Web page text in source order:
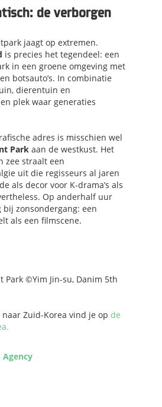
de verborgen
jaagt op extremen.
is precies het tegendeel: een
in een groene omgeving met
botsauto’s. In combinatie
dierentuin en
plek waar generaties
adres is misschien wel
Park aan de westkust. Het
zee straalt een
uit die regisseurs al jaren
als decor voor K-drama’s als
Op anderhalf uur
zonsondergang: een
als een filmscene.
Park ©Yim Jin-su, Danim 5th
Zuid-Korea vind je op de
Agency